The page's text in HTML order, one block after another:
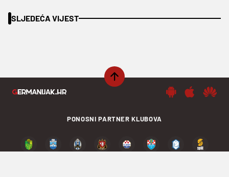
SLJEDEĆA VIJEST
PONOSNI PARTNER KLUBOVA